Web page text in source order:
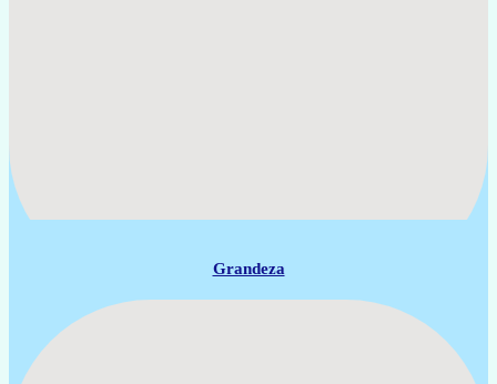
Grandeza